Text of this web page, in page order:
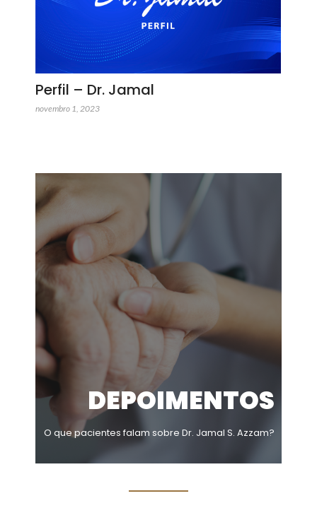
Perfil – Dr. Jamal
novembro 1, 2023
DEPOIMENTOS
O que pacientes falam sobre Dr. Jamal S. Azzam?